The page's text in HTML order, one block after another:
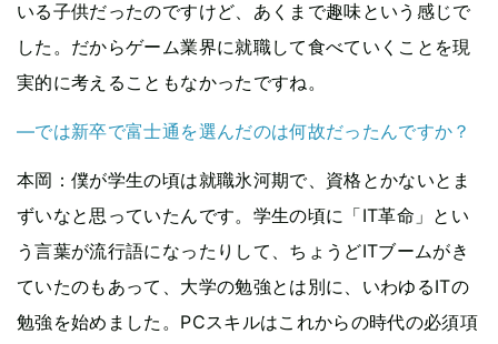
いる子供だったのですけど、あくまで趣味という感じで
した。だからゲーム業界に就職して食べていくことを現
実的に考えることもなかったですね。
―では新卒で富士通を選んだのは何故だったんですか？
本岡 ：僕が学生の頃は就職氷河期で、資格とかないとま
ずいなと思っていたんです。学生の頃に「IT革命」とい
う言葉が流行語になったりして、ちょうどITブームがき
ていたのもあって、大学の勉強とは別に、いわゆるITの
勉強を始めました。PCスキルはこれからの時代の必須項